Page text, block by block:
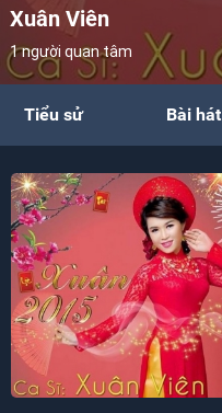
Xuân Viên
1 người quan tâm
Tiểu sử Bài hát